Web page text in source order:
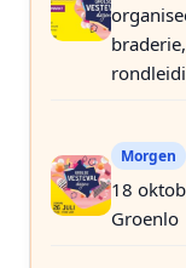
Morgen
18
Groenlo